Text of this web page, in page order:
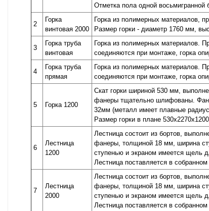
Отметка пола одной
2
Горка
винтовая 2000
Горка из полимерных материалов,
Размер горки - диаметр 1760 мм,
3
Горка труба
винтовая
Горка из полимерных материалов.
соединяются при монтаже, горка
4
Горка труба
прямая
Горка из полимерных материалов.
соединяются при монтаже, горка
5 Горка 1200
Скат горки шириной 530 мм,
фанеры тщательно шлифованы.
32мм (металл имеет плавные
Размер горки в плане
6
Лестница
1200
Лестница состоит из бортов,
фанеры, толщиной 18 мм, ширина
ступенью и экраном имеется щель
Лестница поставляется в
7
Лестница
2000
Лестница состоит из бортов,
фанеры, толщиной 18 мм, ширина
ступенью и экраном имеется щель
Лестница поставляется в